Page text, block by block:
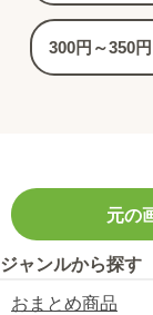
300円～350円
元の
ジャンルから探す
おまとめ商品